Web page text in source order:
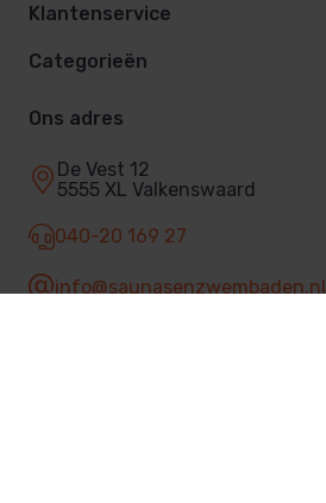
Klantenservice
Categorieën
Ons adres
De Vest 12
5555 XL Valkenswaard
040-20 169 27
info@saunasenzwembaden.nl